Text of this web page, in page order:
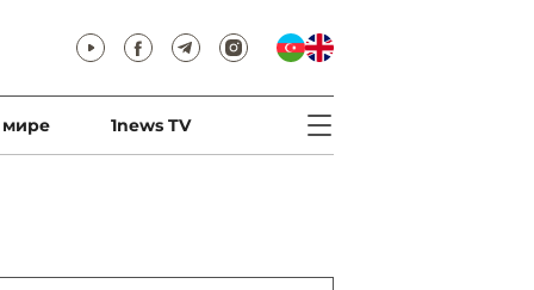
мире 1news TV